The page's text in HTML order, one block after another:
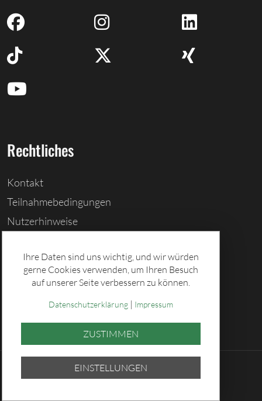
Rechtliches
Kontakt
Teilnahmebedingungen
Nutzerhinweise
Cookies löschen
Datenschutz
© 2026 Sächsische Lotto-GmbH
Ihre Daten sind uns wichtig, und wir würden
gerne Cookies verwenden, um Ihren Besuch
auf unserer Seite verbessern zu können.
Datenschutzerklärung| Impressum
ZUSTIMMEN
EINSTELLUNGEN